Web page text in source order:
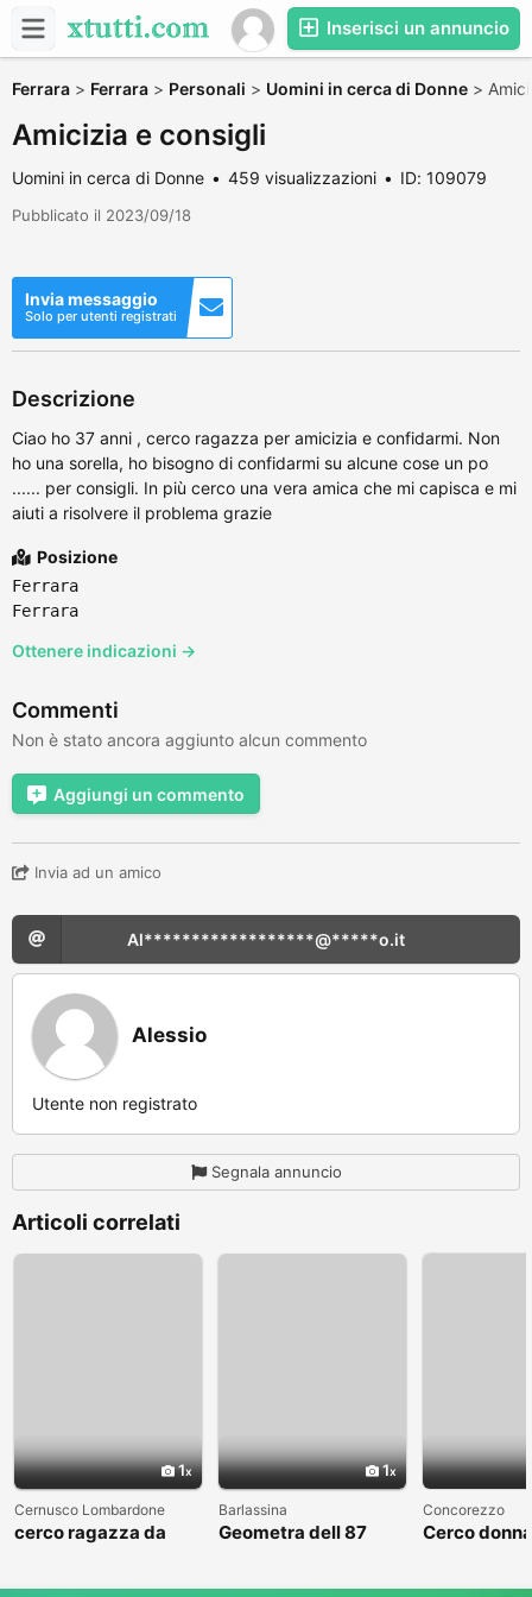
Inserisci un annuncio
Ferrara > Ferrara > Personali > Uomini in cerca di Donne >
Amicizia e consigli
Uomini in cerca di Donne 459 visualizzazioni ID: 109079
Pubblicato il 2023/09/18
Invia messaggio
Solo per utenti registrati
Descrizione
Ciao ho 37 anni , cerco ragazza per amicizia e confidarmi. Non
ho una sorella, ho bisogno di confidarmi su alcune cose un po
...... per consigli. In più cerco una vera amica che mi capisca e mi
aiuti a risolvere il problema grazie
Posizione
Ferrara
Ferrara
Ottenere indicazioni →
Commenti
Non è stato ancora aggiunto alcun commento
Aggiungi un commento
Invia ad un amico
Al******************@*****o.it
Alessio
Utente non registrato
Segnala annuncio
Articoli correlati
1
Cernusco Lombardone
cerco ragazza da
1
Barlassina
Geometra dell 87
Concorezzo
Cerco